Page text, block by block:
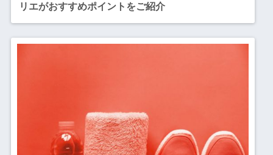
リエがおすすめポイントをご紹介